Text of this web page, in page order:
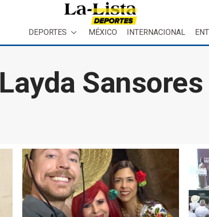
DEPORTES MÉXICO INTERNACIONAL
Layda Sansores